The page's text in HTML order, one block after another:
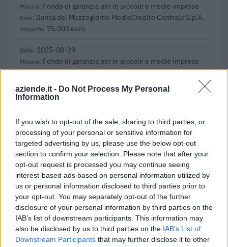
aziende.it - Do Not Process My Personal
Information
If you wish to opt-out of the sale, sharing to third parties, or
processing of your personal or sensitive information for
targeted advertising by us, please use the below opt-out
section to confirm your selection. Please note that after your
opt-out request is processed you may continue seeing
interest-based ads based on personal information utilized by
us or personal information disclosed to third parties prior to
your opt-out. You may separately opt-out of the further
disclosure of your personal information by third parties on the
IAB’s list of downstream participants. This information may
also be disclosed by us to third parties on the IAB’s List of
Downstream Participants that may further disclose it to other
Fondo di garanzia per le piccole e medie imprese
Banca del Mezzogiorno MedioCredito Centrale S.p.A.
75.000 euro
2025-08-29
Fondo di garanzia per le piccole e medie imprese
Banca del Mezzogiorno MedioCredito Centrale S.p.A.
Banca del Mezzogiorno MedioCredito Centrale S.p.A.
50.000 euro
2024-04-30
Fondo di garanzia per le piccole e medie imprese
Banca del Mezzogiorno MedioCredito Centrale S.p.A.
52.000 euro
2024-04-30
Fondo di garanzia per le piccole e medie imprese
Banca del Mezzogiorno MedioCredito Centrale S.p.A.